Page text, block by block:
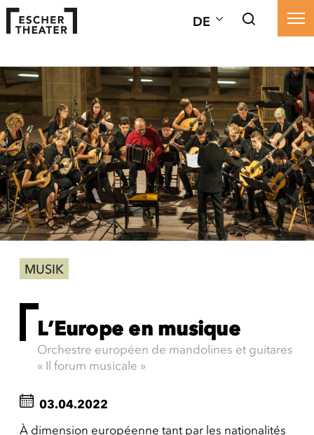
DE
MUSIK
L’Europe en musique
Orchestre européen de mandolines et guitares
« Il forum musicale »
03.04.2022
À dimension européenne tant par les nationalités